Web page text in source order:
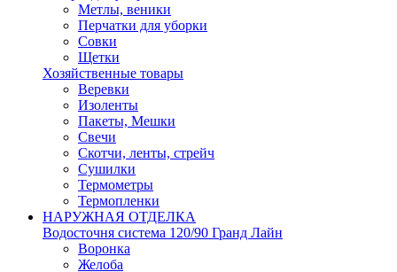
Метлы, веники
Перчатки для уборки
Совки
Щетки
Хозяйственные товары
Веревки
Изоленты
Пакеты, Мешки
Свечи
Скотчи, ленты, стрейч
Сушилки
Термометры
Термопленки
НАРУЖНАЯ ОТДЕЛКА
Водосточня система 120/90 Гранд Лайн
Воронка
Желоба